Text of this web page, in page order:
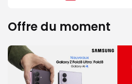
Offre du moment